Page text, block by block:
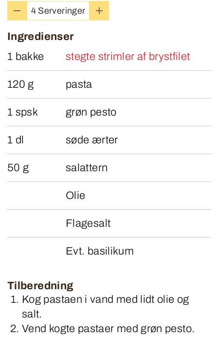
4 Serveringer
Ingredienser
1 bakke
stegte strimler af brystfilet
120 g pasta
1 spsk grøn pesto
1 dl søde ærter
50 g salattern
Olie
Flagesalt
Evt. basilikum
Tilberedning
Kog pastaen i vand med lidt olie og
salt.
Vend kogte pastaer med grøn pesto.